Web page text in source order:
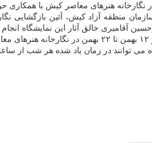
نگارخانه هنرهای معاصر کیش با همکاری
ساعت ۱۸ تا ۲۲ به نگارخانه هنرهای معاصر کیش واقع در میدان آبشار،